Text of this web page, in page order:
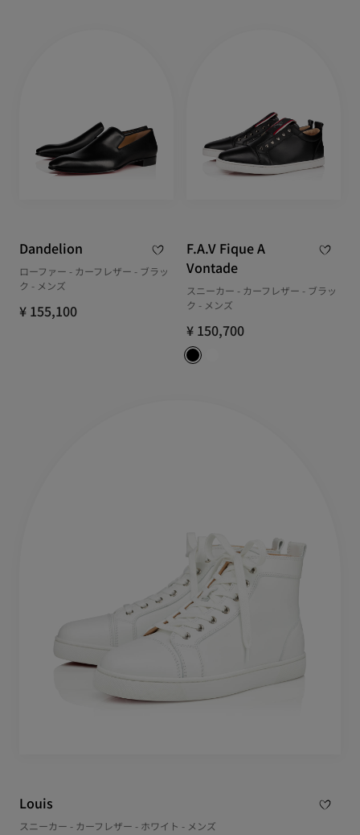
Dandelion
ローファー - カーフレザー - ブラッ
ク - メンズ
¥ 155,100
F.A.V Fique A
Vontade
スニーカー - カーフレザー - ブラッ
ク - メンズ
¥ 150,700
Louis
スニーカー - カーフレザー - ホワイト - メンズ